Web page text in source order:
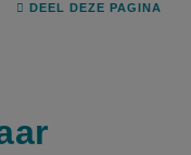
DEEL DEZE PAGINA